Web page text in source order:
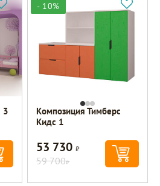
3
- 10%
Композиция Тимберс
Кидс 1
53 730Р
59 700Р